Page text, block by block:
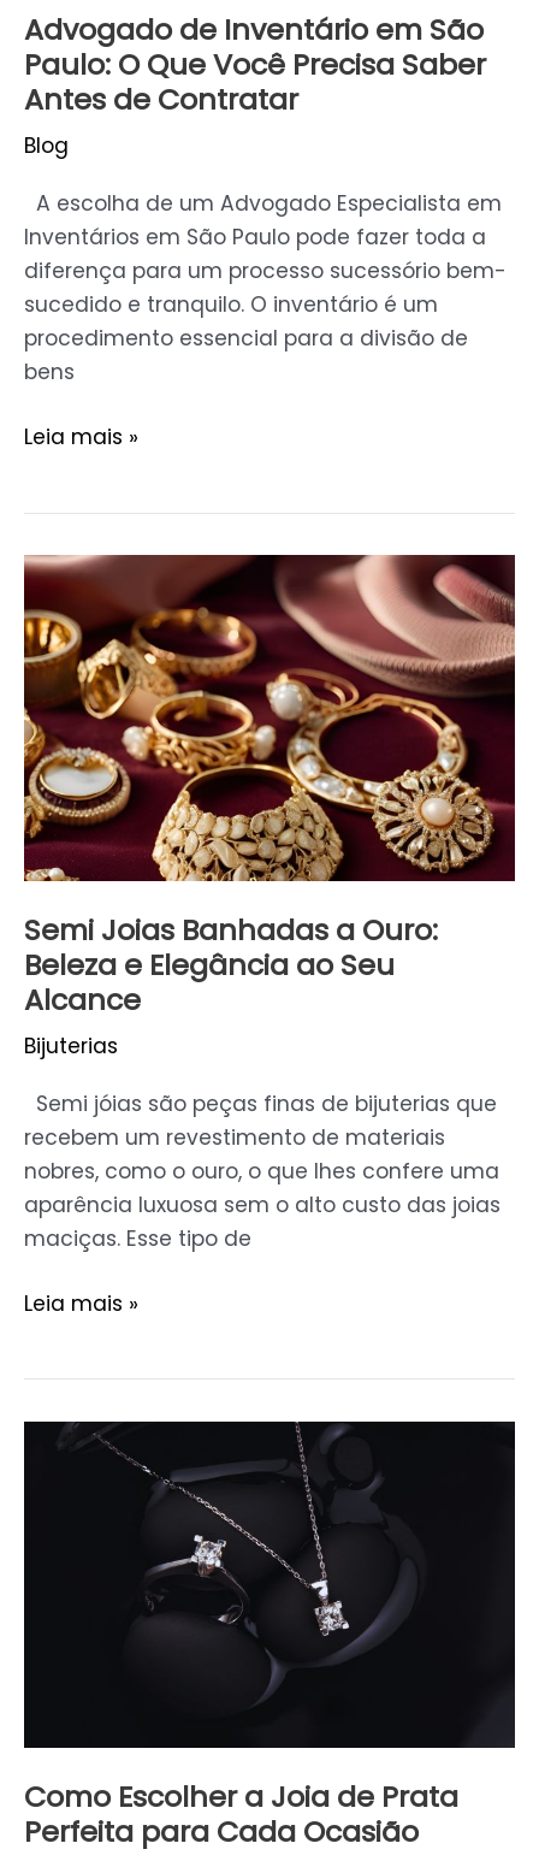
Advogado de Inventário em São
Paulo: O Que Você Precisa Saber
Antes de Contratar
Blog
A escolha de um Advogado Especialista em
Inventários em São Paulo pode fazer toda a
diferença para um processo sucessório bem-
sucedido e tranquilo. O inventário é um
procedimento essencial para a divisão de
bens
Antes
de
Contratar
Leia mais »
Semi Joias Banhadas a Ouro:
Beleza e Elegância ao Seu
Alcance
Bijuterias
Semi jóias são peças finas de bijuterias que
recebem um revestimento de materiais
nobres, como o ouro, o que lhes confere uma
aparência luxuosa sem o alto custo das joias
maciças. Esse tipo de
Semi
Joias
Banhadas
a
Ouro:
Beleza
e
Elegância
ao
Seu
Leia mais »
Como Escolher a Joia de Prata
Perfeita para Cada Ocasião
Como
Ocasião